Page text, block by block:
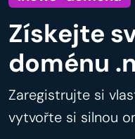
Získejte
doménu
Zaregistrujte si
vytvořte si silnou